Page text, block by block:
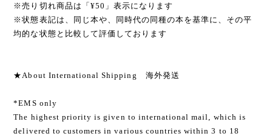
※売り切れ商品は「¥50」表示になります
※状態表記は、同じ本や、同時代の同種の本を基準に、その平
均的な状態と比較して評価しております
★About International Shipping 海外発送
*EMS only
The highest priority is given to international mail, which is
delivered to customers in various countries within 3 to 18